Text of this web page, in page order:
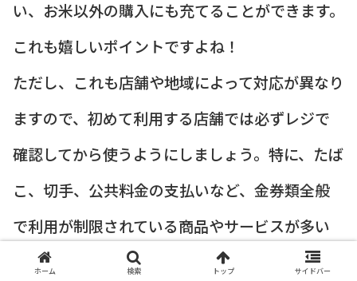
い、お米以外の購入にも充てることができます。
これも嬉しいポイントですよね！
ただし、これも店舗や地域によって対応が異なり
ますので、初めて利用する店舗では必ずレジで
確認してから使うようにしましょう。特に、たば
こ、切手、公共料金の支払いなど、金券類全般
で利用が制限されている商品やサービスが多い
ので注意が必要です。
ホーム 検索 トップ サイドバー